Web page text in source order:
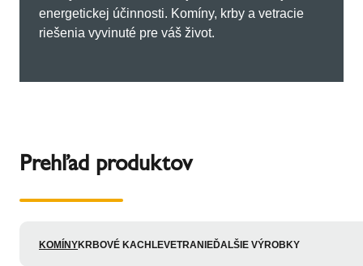
energetickej účinnosti. Komíny, krby a vetracie
riešenia vyvinuté pre váš život.
Prehľad produktov
KOMÍNYKRBOVÉ KACHLEVETRANIEĎALŠIE VÝROBKY